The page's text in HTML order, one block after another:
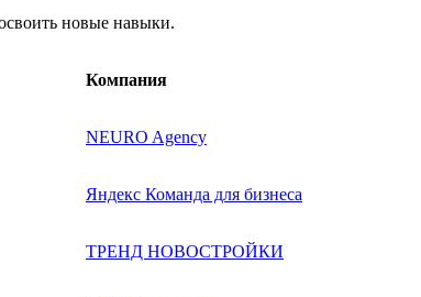
новые навыки.
Компания
NEURO Agency
Яндекс Команда для бизнеса
ТРЕНД НОВОСТРОЙКИ